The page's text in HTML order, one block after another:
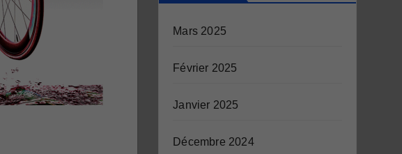
Mars 2025
Février 2025
Janvier 2025
Décembre 2024